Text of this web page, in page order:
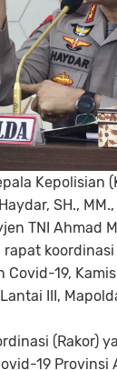
Kepolisian
SH.,
TNI Ahmad
rapat
19,
III,
(Rakor)
19